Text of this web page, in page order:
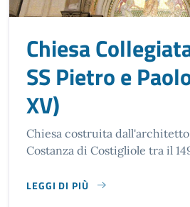
Chiesa
SS Pietro e
XV)
Chiesa costruita
Costanza di Costigliole tra il
LEGGI DI PIÙ
SU CHIESA COLLEGIATA DEI SS